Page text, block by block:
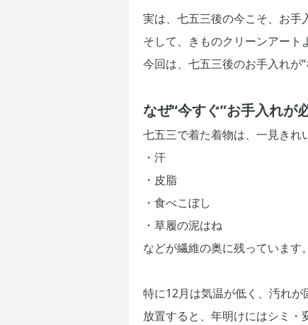
実は、七五三後の今こそ、お手
そして、きものクリーンアート
今回は、七五三後のお手入れが
なぜ“今すぐ”お手入れが
七五三で着た着物は、一見きれ
・汗
・皮脂
・食べこぼし
・草履の泥はね
などが繊維の奥に残っています。
特に12月は気温が低く、汚れが
放置すると、年明けにはシミ・